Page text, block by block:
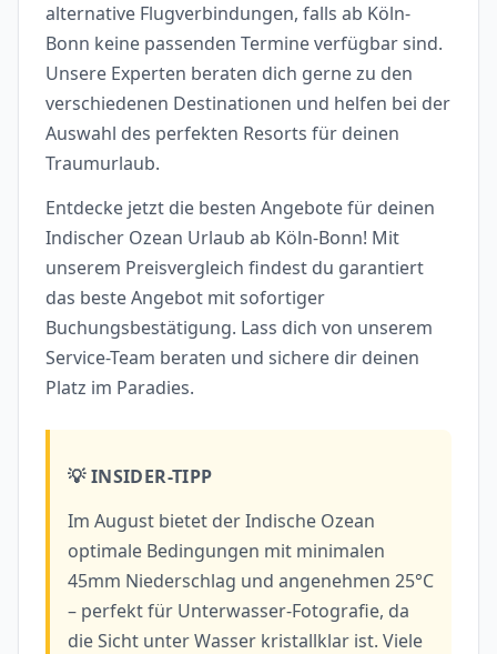
alternative Flugverbindungen, falls ab Köln-
Bonn keine passenden Termine verfügbar sind.
Unsere Experten beraten dich gerne zu den
verschiedenen Destinationen und helfen bei der
Auswahl des perfekten Resorts für deinen
Traumurlaub.
Entdecke jetzt die besten Angebote für deinen
Indischer Ozean Urlaub ab Köln-Bonn! Mit
unserem Preisvergleich findest du garantiert
das beste Angebot mit sofortiger
Buchungsbestätigung. Lass dich von unserem
Service-Team beraten und sichere dir deinen
Platz im Paradies.
💡 INSIDER-TIPP
Im August bietet der Indische Ozean
optimale Bedingungen mit minimalen
45mm Niederschlag und angenehmen 25°C
– perfekt für Unterwasser-Fotografie, da
die Sicht unter Wasser kristallklar ist. Viele